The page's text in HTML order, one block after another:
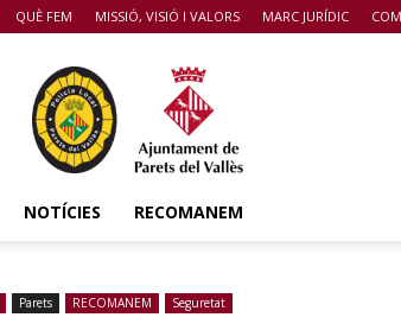
QUÈ FEM MISSIÓ, VISIÓ I VALORS MARC JURÍDIC
POLICIA
PARETS
NOTÍCIES RECOMANEM
Parets RECOMANEM Seguretat